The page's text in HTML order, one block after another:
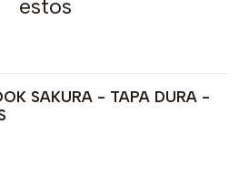
estos
SAKURA - TAPA DURA -